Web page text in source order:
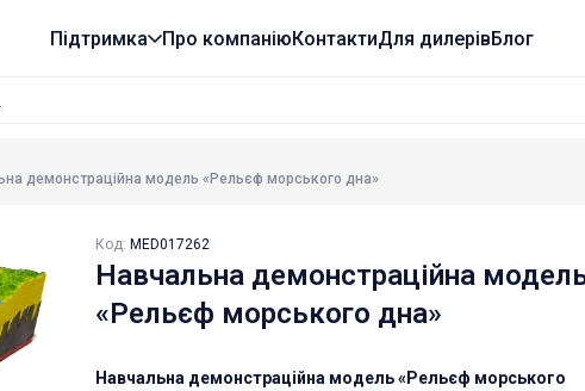
Підтримка Про компаніюКонтактиДля дилерівБлог
демонстраційна модель «Рельєф морського дна»
Код: MED017262
Навчальна демонстраційна
«Рельєф морського дна»
Навчальна демонстраційна модель «Рельєф морського